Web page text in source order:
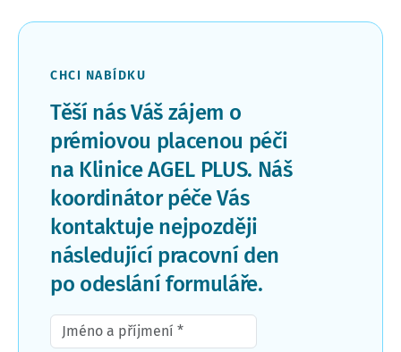
CHCI NABÍDKU
Těší nás Váš zájem o
prémiovou placenou péči
na Klinice AGEL PLUS. Náš
koordinátor péče Vás
kontaktuje nejpozději
následující pracovní den
po odeslání formuláře.